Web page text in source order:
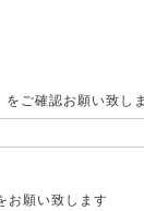
ご確認お願い致し
お願い致します